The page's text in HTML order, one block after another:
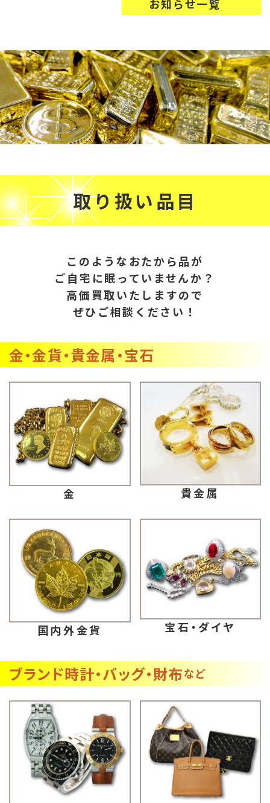
お知らせ一覧
取り扱い品目
このようなおたから品が
ご自宅に眠っていませんか？
高価買取いたしますので
ぜひご相談ください！
金・金貨・貴金属・宝石
金 貴金属
国内外金貨 宝石・ダイヤ
ブランド時計・バッグ・財布など